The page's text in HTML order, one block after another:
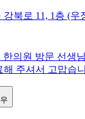
북로 11, 1층 (우
한의원 방문 선생
해 주셔서 고맙습